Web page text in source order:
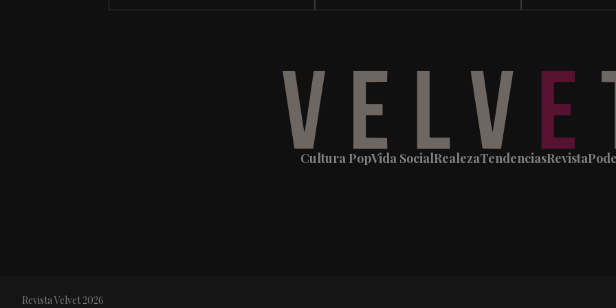
Cultura PopVida SocialRealezaTendenciasRevista
Revista Velvet 2026